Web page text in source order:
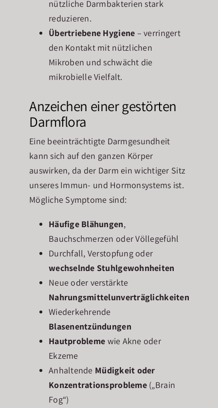
nützliche Darmbakterien stark
reduzieren.
Übertriebene Hygiene – verringert
den Kontakt mit nützlichen
Mikroben und schwächt die
mikrobielle Vielfalt.
Anzeichen einer gestörten
Darmflora
Eine beeinträchtigte Darmgesundheit
kann sich auf den ganzen Körper
auswirken, da der Darm ein wichtiger Sitz
unseres Immun- und Hormonsystems ist.
Mögliche Symptome sind:
Häufige Blähungen,
Bauchschmerzen oder Völlegefühl
Durchfall, Verstopfung oder
wechselnde Stuhlgewohnheiten
Neue oder verstärkte
Nahrungsmittelunverträglichkeiten
Wiederkehrende
Blasenentzündungen
Hautprobleme wie Akne oder
Ekzeme
Anhaltende Müdigkeit oder
Konzentrationsprobleme(„Brain
Fog“)